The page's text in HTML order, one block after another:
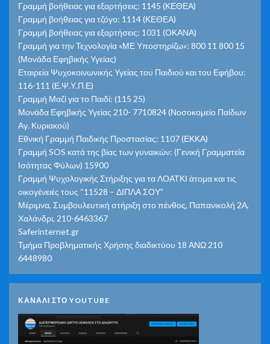
Γραμμή βοήθειας για εξαρτήσεις: 1145 (ΚΕΘΕΑ)
Γραμμή βοήθειας για τζόγο: 1114 (ΚΕΘΕΑ)
Γραμμή βοήθειας για εξαρτήσεις: 1031 (ΟΚΑΝΑ)
Γραμμή για την Τεχνολογία «ΜΕ Υποστηρίζω»: 800 11 800 15
(Μονάδα Εφηβικής Υγείας)
Εταιρεία Ψυχοκοινωνικής Υγείας του Παιδιού και του Εφήβου:
116-111 (Ε.Ψ.Υ.Π.Ε)
Γραμμή Μαζί για το Παιδί: (115 25)
Μονάδα Εφηβικής Υγείας 210- 7710824 (Νοσοκομείο Παίδων
Αγ. Κυριακού)
Εθνική Γραμμή Παιδικής Προστασίας: 1107 (ΕΚΚΑ)
Γραμμή SOS κατά της βίας των γυναικών: (Γενική Γραμματεία
Ισότητας Φύλων) 15900
Γραμμή Ψυχολογικής Στήριξης για τα ΛΟΑΤΚΙ άτομα και τις
οικογένειές τους “11528 – ΔΙΠΛΑ ΣΟΥ”
Μέριμνα, Συμβουλευτική στήριξη στο πένθος, Παπανικολή 2Α,
Χαλάνδρι, 210-6463367
Saferinternet.gr
Τμήμα Προβληματικής Χρήσης διαδικτύου 18 ΑΝΩ 210
6448980
ΚΑΝΑΛΙ ΣΤΟ YOUTUBE